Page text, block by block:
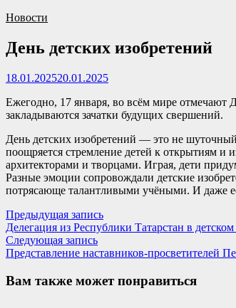
Новости
День детских изобретений
18.01.202520.01.2025
Ежегодно, 17 января, во всём мире отмечают
закладываются зачатки будущих свершений.
День детских изобретений — это не шуточный
поощряется стремление детей к открытиям и
архитекторами и творцами. Играя, дети
Разные эмоции сопровождали детские
потрясающе талантливыми учёными. И даже
Навигация
по
записям
Предыдущая записьПредыдущая
запись:
Делегация из Республики Татарстан в
Следующая записьСледующая
запись:
Представление наставников-просветителей
Вам также может понравиться